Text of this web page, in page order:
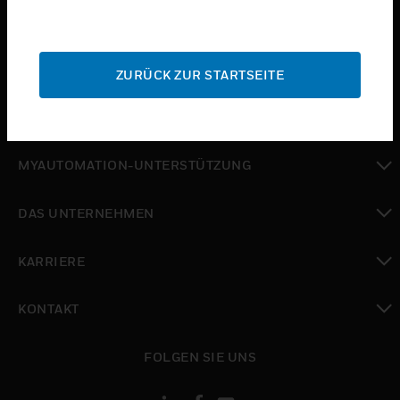
toggle view
toggle view
MYAUTOMATION-UNTERSTÜTZUNG
DAS UNTERNEHMEN
KARRIERE
KONTAKT
FOLGEN SIE UNS
ZURÜCK ZUR STARTSEITE